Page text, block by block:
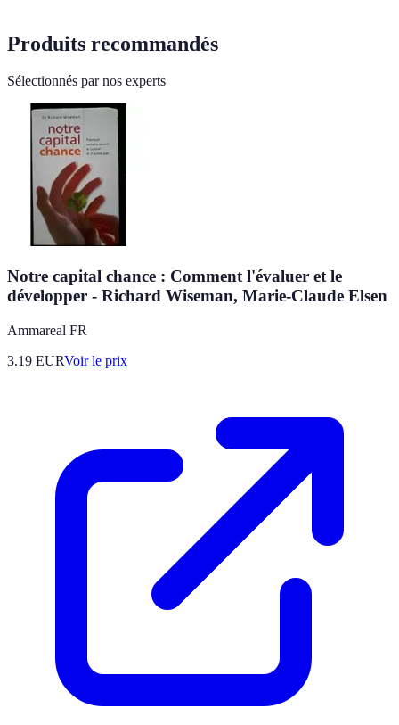
Produits recommandés
Sélectionnés par nos experts
Notre capital chance : Comment l'évaluer et le
développer - Richard Wiseman, Marie-Claude Elsen
Ammareal FR
3.19 EURVoir le prix